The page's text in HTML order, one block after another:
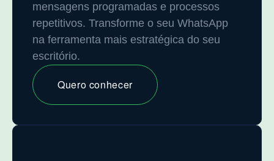
mensagens programadas e processos
repetitivos. Transforme o seu WhatsApp
na ferramenta mais estratégica do seu
escritório.
Quero conhecer